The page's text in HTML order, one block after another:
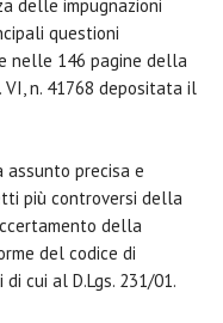
delle impugnazioni
questioni
nelle 146 pagine della
n. 41768 depositata il
assunto precisa e
più controversi della
della
del codice di
cui al D.Lgs. 231/01.